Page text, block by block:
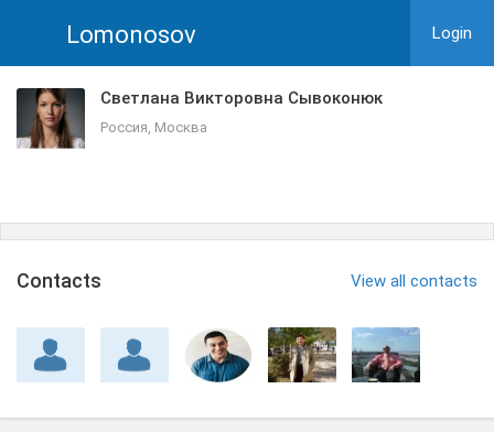
Lomonosov Login
Светлана Викторовна Сывоконюк
Россия, Москва
Сontacts View all contacts